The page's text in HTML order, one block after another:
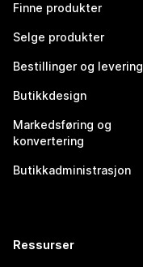
Finne produkter
Selge produkter
Bestillinger og levering
Butikkdesign
Markedsføring og
konvertering
Butikkadministrasjon
Ressurser